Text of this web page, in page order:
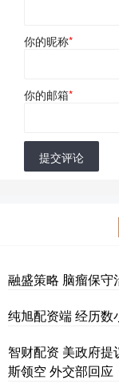
你的昵称*
你的邮箱*
提交评论
融盛策略 脑瘤保守
纯旭配资端 经历数
智财配资 美政府
斯领空 外交部回应